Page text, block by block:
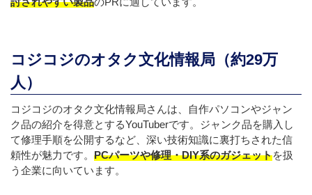
コジコジのオタク文化情報局（約29万
人）
コジコジのオタク文化情報局さんは、自作パソコンやジャン
ク品の紹介を得意とするYouTuberです。ジャンク品を購入し
て修理手順を公開するなど、深い技術知識に裏打ちされた信
頼性が魅力です。 PCパーツや修理・DIY系のガジェットを扱
う企業に向いています。